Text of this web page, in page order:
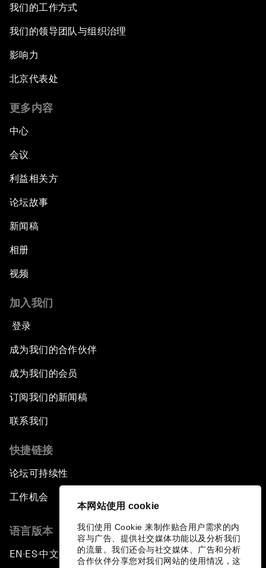
本网站使用 cookie
我们使用 Cookie 来制作贴合用户需求的内
容与广告、提供社交媒体功能以及分析我们
的流量。我们还会与社交媒体、广告和分析
合作伙伴分享您对我们网站的使用情况，这
我们的工作方式
我们的领导团队与组织治理
影响力
北京代表处
更多内容
中心
会议
利益相关方
论坛故事
新闻稿
相册
视频
加入我们
登录
成为我们的合作伙伴
成为我们的会员
订阅我们的新闻稿
联系我们
快捷链接
论坛可持续性
工作机会
语言版本
EN ▪ES▪中文▪ 日本語